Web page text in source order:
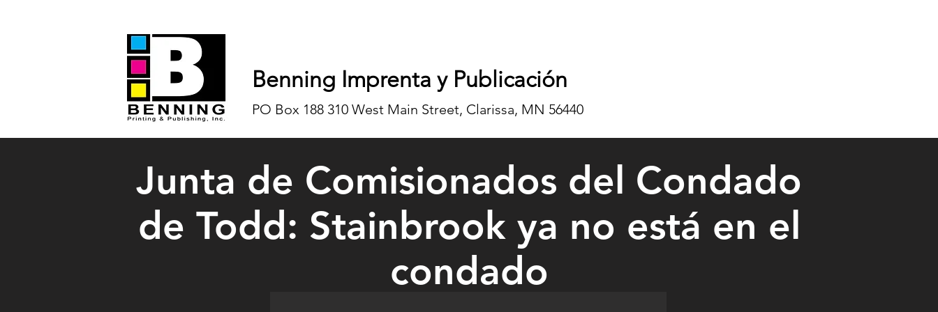
Benning Imprenta y Publicación
PO Box 188 310 West Main Street, Clarissa, MN 56440
Junta de Comisionados del Condado
de Todd: Stainbrook ya no está en el
condado